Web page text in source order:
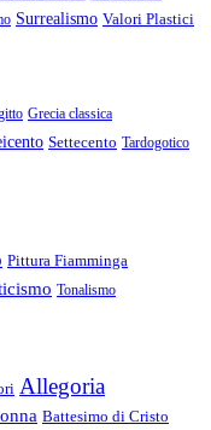
Surrealismo Valori Plastici
Grecia classica
Settecento Tardogotico
Pittura Fiamminga
Tonalismo
Allegoria
Battesimo di Cristo